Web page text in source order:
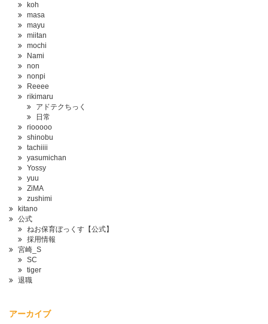
koh
masa
mayu
miitan
mochi
Nami
non
nonpi
Reeee
rikimaru
アドテクちっく
日常
riooooo
shinobu
tachiiii
yasumichan
Yossy
yuu
ZiMA
zushimi
kitano
公式
ねお保育ぼっくす【公式】
採用情報
宮崎_S
SC
tiger
退職
アーカイブ